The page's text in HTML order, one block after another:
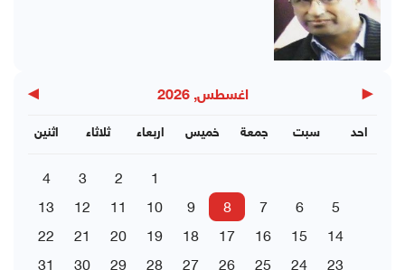
◀ اغسطس, 2026 ▶
اثنين ثلاثاء اربعاء خميس جمعة سبت احد
1
2
3
4
5
6
7
8
9
10
11
12
13
14
15
16
17
18
19
20
21
22
23
24
25
26
27
28
29
30
31